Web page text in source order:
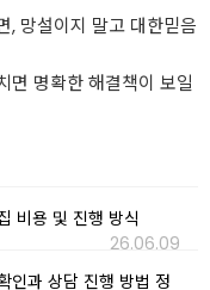
, 망설이지 말고 대한믿음
면 명확한 해결책이 보일
비용 및 진행 방식
26.06.09
인과 상담 진행 방법 정